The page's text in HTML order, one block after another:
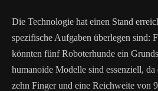
Die Technologie hat einen Stand
spezifische Aufgaben überlegen sind:
könnten fünf Roboterhunde ein
humanoide Modelle sind essenziell,
zehn Finger und eine Reichweite von